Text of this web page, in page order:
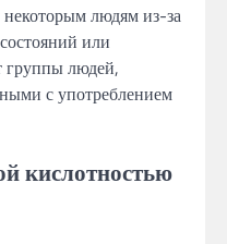
людям из-за
или
группы людей,
с употреблением
кислотностью